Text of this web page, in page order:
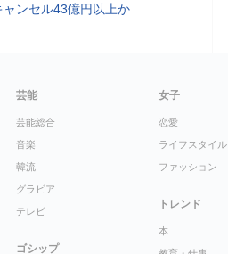
ャンセル43億円以上か
芸能
芸能総合
音楽
韓流
グラビア
テレビ
ゴシップ
女子
恋愛
ライフスタイル
ファッション
トレンド
本